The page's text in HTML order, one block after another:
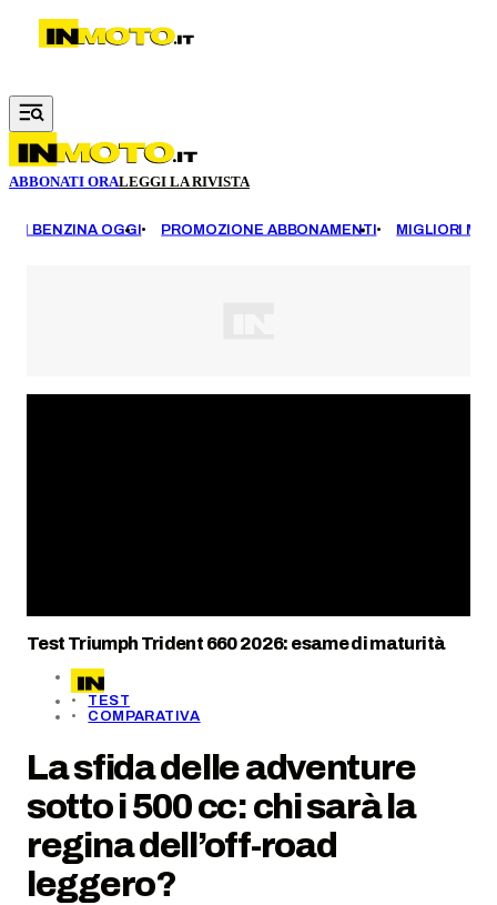
Vai al contenuto principale
ABBONATI ORALEGGI LA RIVISTA
BENZINA OGGI PROMOZIONE ABBONAMENTI MIGLIORI
Test Triumph Trident 660 2026: esame di maturità
TEST
COMPARATIVA
La sfida delle adventure
sotto i 500 cc: chi sarà la
regina dell’off-road
leggero?